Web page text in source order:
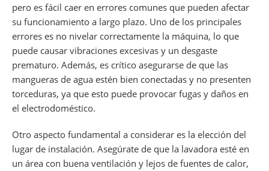
pero es fácil caer en errores comunes que pueden afectar
su funcionamiento a largo plazo. Uno de los principales
errores es no nivelar correctamente la máquina, lo que
puede causar vibraciones excesivas y un desgaste
prematuro. Además, es crítico asegurarse de que las
mangueras de agua estén bien conectadas y no presenten
torceduras, ya que esto puede provocar fugas y daños en
el electrodoméstico.
Otro aspecto fundamental a considerar es la elección del
lugar de instalación. Asegúrate de que la lavadora esté en
un área con buena ventilación y lejos de fuentes de calor,